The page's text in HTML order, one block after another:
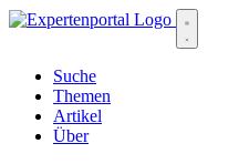
Suche
Themen
Artikel
Über